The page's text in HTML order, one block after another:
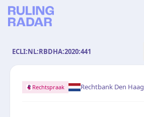
ECLI:NL:RBDHA:2020:441
Rechtspraak Rechtbank Den Haag